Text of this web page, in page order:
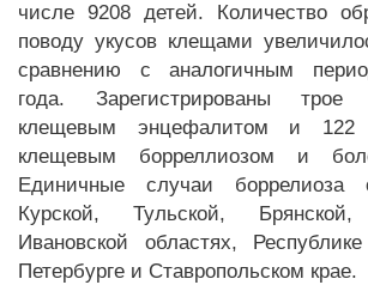
числе 9208 детей. Количество
поводу укусов клещами
сравнению с аналогичным
года. Зарегистрированы
клещевым энцефалитом и 122
клещевым борреллиозом и
Единичные случаи боррелиоза
Курской, Тульской, Брянской,
Ивановской областях,
Петербурге и Ставропольском крае.